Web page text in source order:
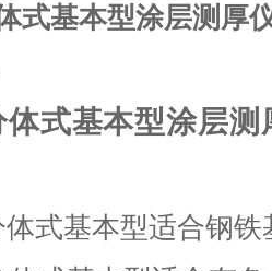
式基本型涂层测厚
式基本型涂层测
体式基本型适合钢铁